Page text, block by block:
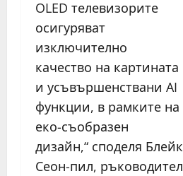
OLED телевизорите
осигуряват
изключително
качество на картината
и усъвършенствани AI
функции, в рамките на
еко-съобразен
дизайн,“ споделя Блейк
Сеон-пил, ръководител